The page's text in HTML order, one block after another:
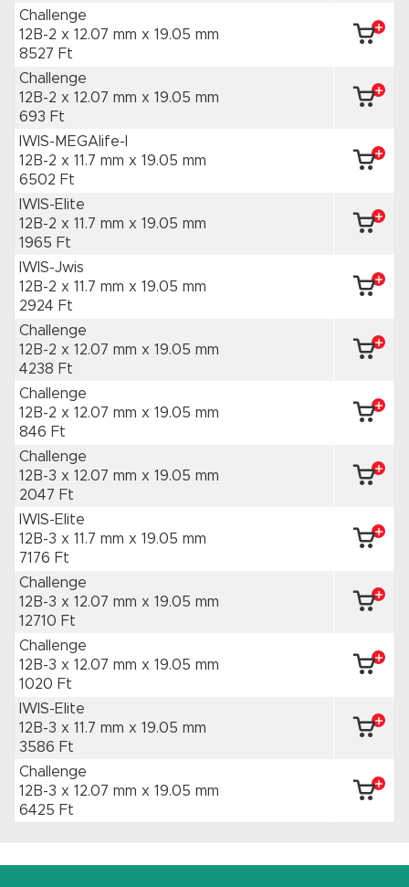
Challenge
12B-2 x 12.07 mm x 19.05 mm
8527 Ft
Challenge
12B-2 x 12.07 mm x 19.05 mm
693 Ft
IWIS-MEGAlife-I
12B-2 x 11.7 mm x 19.05 mm
6502 Ft
IWIS-Elite
12B-2 x 11.7 mm x 19.05 mm
1965 Ft
IWIS-Jwis
12B-2 x 11.7 mm x 19.05 mm
2924 Ft
Challenge
12B-2 x 12.07 mm x 19.05 mm
4238 Ft
Challenge
12B-2 x 12.07 mm x 19.05 mm
846 Ft
Challenge
12B-3 x 12.07 mm x 19.05 mm
2047 Ft
IWIS-Elite
12B-3 x 11.7 mm x 19.05 mm
7176 Ft
Challenge
12B-3 x 12.07 mm x 19.05 mm
12710 Ft
Challenge
12B-3 x 12.07 mm x 19.05 mm
1020 Ft
IWIS-Elite
12B-3 x 11.7 mm x 19.05 mm
3586 Ft
Challenge
12B-3 x 12.07 mm x 19.05 mm
6425 Ft